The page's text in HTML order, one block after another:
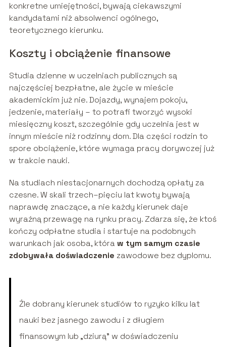
konkretne umiejętności, bywają ciekawszymi
kandydatami niż absolwenci ogólnego,
teoretycznego kierunku.
Koszty i obciążenie finansowe
Studia dzienne w uczelniach publicznych są
najczęściej bezpłatne, ale życie w mieście
akademickim już nie. Dojazdy, wynajem pokoju,
jedzenie, materiały – to potrafi tworzyć wysoki
miesięczny koszt, szczególnie gdy uczelnia jest w
innym mieście niż rodzinny dom. Dla części rodzin to
spore obciążenie, które wymaga pracy dorywczej już
w trakcie nauki.
Na studiach niestacjonarnych dochodzą opłaty za
czesne. W skali trzech–pięciu lat kwoty bywają
naprawdę znaczące, a nie każdy kierunek daje
wyraźną przewagę na rynku pracy. Zdarza się, że ktoś
kończy odpłatne studia i startuje na podobnych
warunkach jak osoba, któraw tym samym czasie
zdobywała doświadczenie zawodowe bez dyplomu.
Źle dobrany kierunek studiów to ryzyko kilku lat
nauki bez jasnego zawodu i z długiem
finansowym lub „dziurą” w doświadczeniu